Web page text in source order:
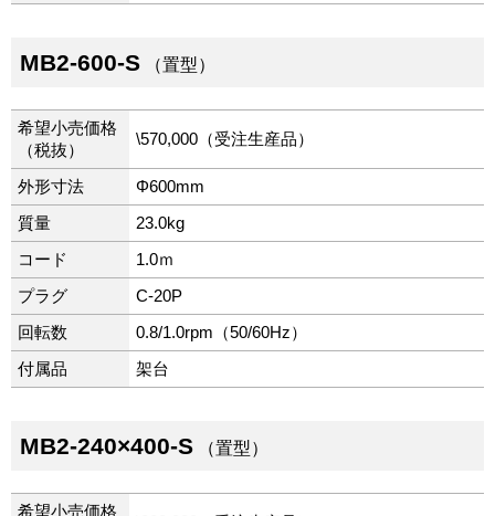
MB2-600-S （置型）
希望小売価格
（税抜）
\570,000（受注生産品）
外形寸法 Φ600mm
質量 23.0kg
コード 1.0ｍ
プラグ C-20P
回転数 0.8/1.0rpm（50/60Hz）
付属品 架台
MB2-240×400-S （置型）
希望小売価格